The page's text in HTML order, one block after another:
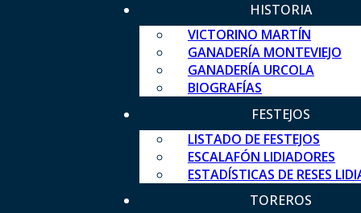
HISTORIA
VICTORINO MARTÍN
GANADERÍA MONTEVIEJO
GANADERÍA URCOLA
BIOGRAFÍAS
FESTEJOS
LISTADO DE FESTEJOS
ESCALAFÓN LIDIADORES
ESTADÍSTICAS DE RESES
TOREROS